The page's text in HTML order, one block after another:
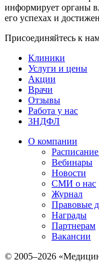
информирует органы
его успехах и
Присоединяйтесь к
Клиники
Услуги и цены
Акции
Врачи
Отзывы
Работа у нас
3НДФЛ
О компании
Вебинары
Новости
СМИ о нас
Журнал
Правовые
Награды
Партнерам
Вакансии
© 2005–2026